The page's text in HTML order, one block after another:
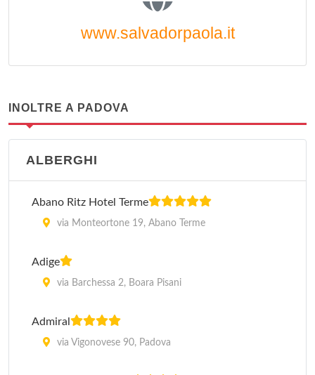
www.salvadorpaola.it
INOLTRE A PADOVA
ALBERGHI
Abano Ritz Hotel Terme
via Monteortone 19, Abano Terme
Adige
via Barchessa 2, Boara Pisani
Admiral
via Vigonovese 90, Padova